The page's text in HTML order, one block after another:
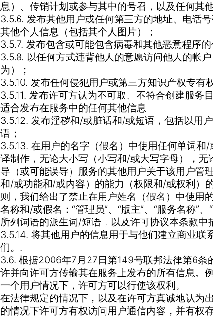
息）、传销计划或参与其中的号召，以及任何其
3.5.6. 发布其他用户或任何第三方的地址、电话
其他个人信息（包括其个人图片）；
3.5.7. 发布包含或可能包含病毒和其他恶意程序
3.5.8. 以任何方式违背他人的意愿访问他人的帐
为）；
3.5.10. 发布任何侵犯用户或第三方知识产权专有
3.5.11. 发布许可方认为不可取、不符合创建服务
适合发布在服务中的任何其他信息
3.5.12. 发布淫秽和/或脏话和/或短语，包括以用
语；
3.5.13. 在用户的名字（假名）中使用任何单词
译制作，无论大小写（小写和/或大写字母），
导（或可能误导）服务的其他用户关于该用户管
和/或功能和/或内容）的能力（权限和/或权利）
则，我们给出了禁止在用户姓名（假名）中使用
名称和/或假名：“管理员”、“版主”、“服务名称”
所列词语的派生词/短语，以及许可协议本条款中
3.5.14. 将其他用户的信息用于与他们建立商业联
们。.
3.6. 根据2006年7月27日第149号联邦法律第6条
许并向许可方传输其在服务上发布的所有信息。
一个用户情况下，许可方可以行使该权利。
在法律规定的情况下，以及在许可方真诚地认为
的情况下许可方有权访问用户通信内容，并有权